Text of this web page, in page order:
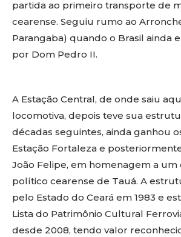
partida ao primeiro transporte de
cearense. Seguiu rumo ao
Parangaba) quando o Brasil ainda
por Dom Pedro II.
A Estação Central, de onde saiu
locomotiva, depois teve sua
décadas seguintes, ainda ganhou
Estação Fortaleza e
João Felipe, em homenagem a um
político cearense de Tauá. A
pelo Estado do Ceará em 1983 e
Lista do Patrimônio Cultural
desde 2008, tendo valor